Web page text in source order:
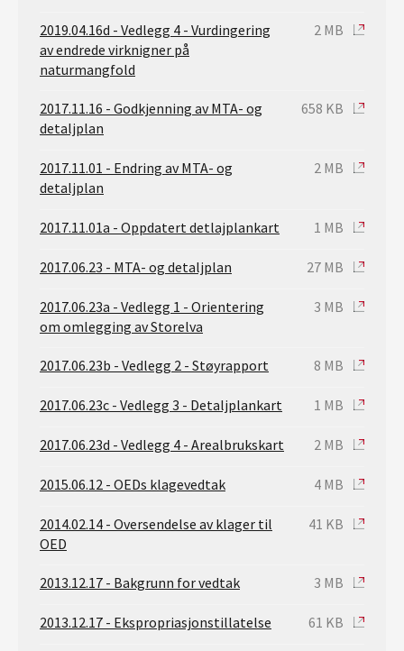
2019.04.16d - Vedlegg 4 - Vurdingering
av endrede virknigner på
naturmangfold
2 MB
2017.11.16 - Godkjenning av MTA- og
detaljplan
658 KB
2017.11.01 - Endring av MTA- og
detaljplan
2 MB
2017.11.01a - Oppdatert detlajplankart 1 MB
2017.06.23 - MTA- og detaljplan 27 MB
2017.06.23a - Vedlegg 1 - Orientering
om omlegging av Storelva
3 MB
2017.06.23b - Vedlegg 2 - Støyrapport 8 MB
2017.06.23c - Vedlegg 3 - Detaljplankart 1 MB
2017.06.23d - Vedlegg 4 - Arealbrukskart 2 MB
2015.06.12 - OEDs klagevedtak 4 MB
2014.02.14 - Oversendelse av klager til
OED
41 KB
2013.12.17 - Bakgrunn for vedtak 3 MB
2013.12.17 - Ekspropriasjonstillatelse 61 KB